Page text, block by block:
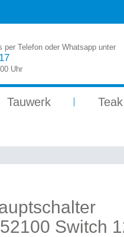
per Telefon oder Whatsapp unter
Uhr
Tauwerk Teak
Switch